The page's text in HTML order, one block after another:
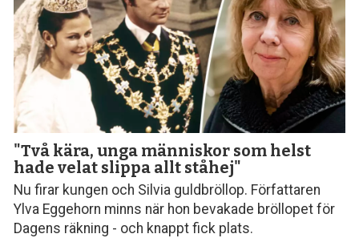
"Två kära, unga människor som helst
hade velat slippa allt ståhej"
Nu firar kungen och Silvia guldbröllop. Författaren
Ylva Eggehorn minns när hon bevakade bröllopet för
Dagens räkning - och knappt fick plats.